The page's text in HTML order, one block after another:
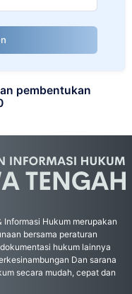
pembentukan
Hukum merupakan
bersama peraturan
hukum lainnya
Dan sarana
secara mudah, cepat dan